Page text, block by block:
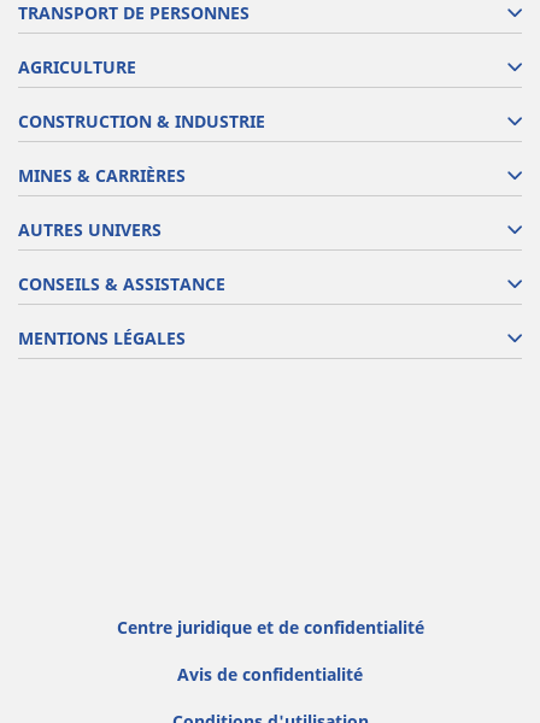
TRANSPORT DE PERSONNES
AGRICULTURE
CONSTRUCTION & INDUSTRIE
MINES & CARRIÈRES
AUTRES UNIVERS
CONSEILS & ASSISTANCE
MENTIONS LÉGALES
Centre juridique et de confidentialité
Avis de confidentialité